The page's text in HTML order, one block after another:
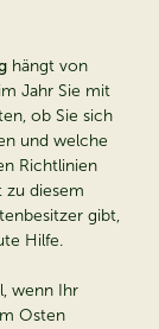
hängt von
Jahr Sie mit
ob Sie sich
und welche
Richtlinien
zu diesem
gibt,
Hilfe.
wenn Ihr
Osten